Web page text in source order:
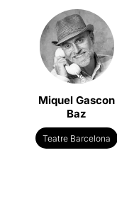
Miquel Gascon
Baz
Teatre Barcelona